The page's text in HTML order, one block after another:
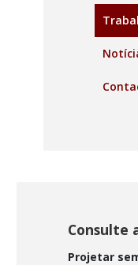
Consulte
Projetar